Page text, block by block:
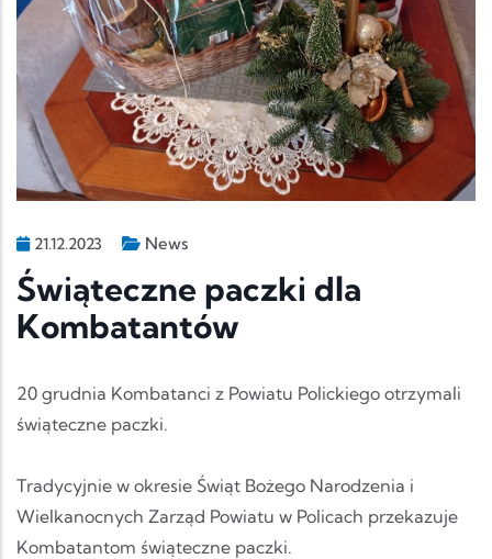
21.12.2023 News
Świąteczne paczki dla
Kombatantów
20 grudnia Kombatanci z Powiatu Polickiego otrzymali
świąteczne paczki.
Tradycyjnie w okresie Świąt Bożego Narodzenia i
Wielkanocnych Zarząd Powiatu w Policach przekazuje
Kombatantom świąteczne paczki.